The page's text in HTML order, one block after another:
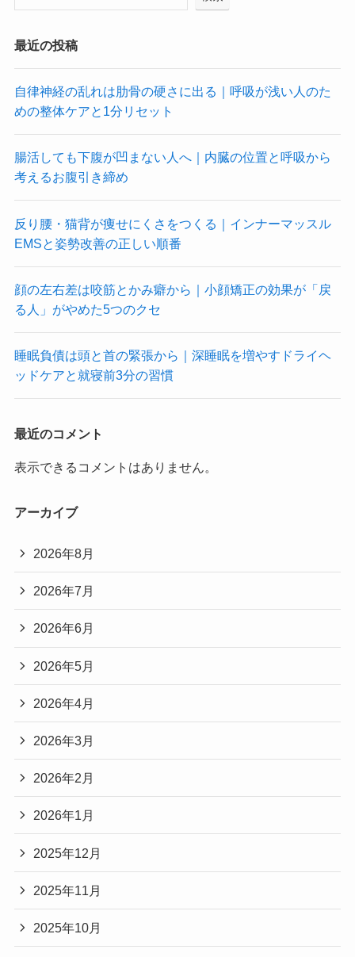
最近の投稿
自律神経の乱れは肋骨の硬さに出る｜呼吸が浅い人のた
めの整体ケアと1分リセット
腸活しても下腹が凹まない人へ｜内臓の位置と呼吸から
考えるお腹引き締め
反り腰・猫背が痩せにくさをつくる｜インナーマッスル
EMSと姿勢改善の正しい順番
顔の左右差は咬筋とかみ癖から｜小顔矯正の効果が「戻
る人」がやめた5つのクセ
睡眠負債は頭と首の緊張から｜深睡眠を増やすドライヘ
ッドケアと就寝前3分の習慣
最近のコメント
表示できるコメントはありません。
アーカイブ
2026年8月
2026年7月
2026年6月
2026年5月
2026年4月
2026年3月
2026年2月
2026年1月
2025年12月
2025年11月
2025年10月